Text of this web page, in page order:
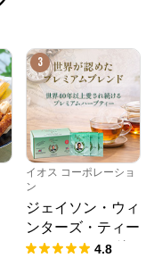
3
イオス コーポレーショ
ン
ジェイソン・ウィ
ンターズ・ティー
(JWティー) １箱
4.8
おります。ご
菓もつくりた
早く召し上が
たちの手によっ
します。